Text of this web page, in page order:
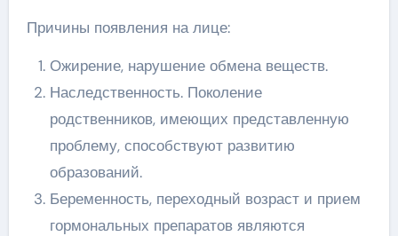
Причины появления на лице:
Ожирение, нарушение обмена веществ.
Наследственность. Поколение
родственников, имеющих представленную
проблему, способствуют развитию
образований.
Беременность, переходный возраст и прием
гормональных препаратов являются